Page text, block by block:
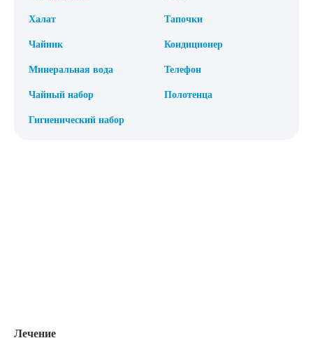
Халат Тапочки
Чайник Кондиционер
Минеральная вода Телефон
Чайный набор Полотенца
Гигиенический набор
Лечение